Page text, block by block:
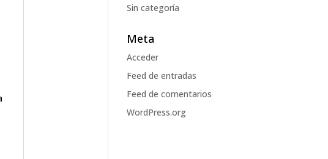
Sin categoría
Meta
Acceder
Feed de entradas
Feed de comentarios
WordPress.org